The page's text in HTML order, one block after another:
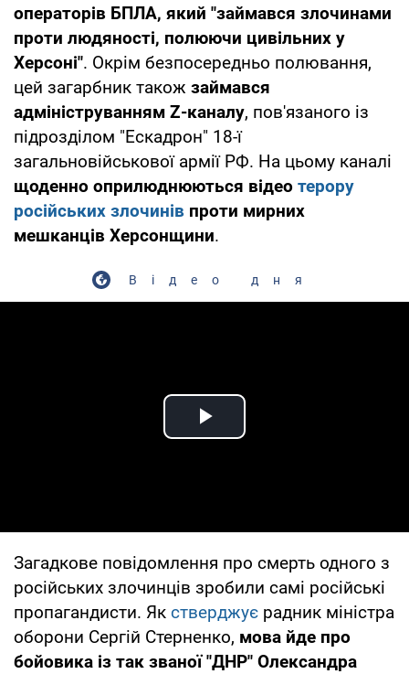
операторів БПЛА, який "займався злочинами
проти людяності, полюючи цивільних у
Херсоні". Окрім безпосередньо полювання,
цей загарбник також займався
адмініструванням Z-каналу, пов'язаного із
підрозділом "Ескадрон" 18-ї
загальновійськової армії РФ. На цьому каналі
щоденно оприлюднюються відео терору
російських злочинів проти мирних
мешканців Херсонщини.
Відео дня
Play Video
Загадкове повідомлення про смерть одного з
російських злочинців зробили самі російські
пропагандисти. Як стверджує радник міністра
оборони Сергій Стерненко, мова йде про
бойовика із так званої "ДНР" Олександра